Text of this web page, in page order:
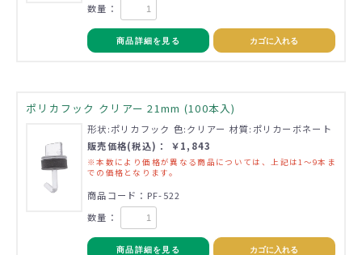
数量：
商品詳細を見る カゴに入れる
ポリカフック クリアー 21mm (100本入)
形状:ポリカフック 色:クリアー 材質:ポリカーボネート
販売価格(税込)： ￥1,843
※本数により価格が異なる商品については、上記は1～9本ま
での価格となります。
商品コード：PF-522
数量：
商品詳細を見る カゴに入れる